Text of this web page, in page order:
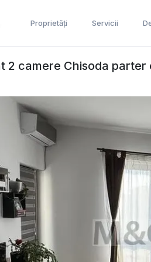
Proprietăți Servicii
2 camere Chisoda parter